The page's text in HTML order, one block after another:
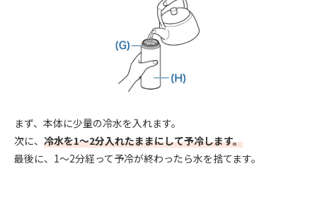
まず、本体に少量の冷水を入れます。
次に、 冷水を1～2分入れたままにして予冷します。
最後に、1～2分経って予冷が終わったら水を捨てます。